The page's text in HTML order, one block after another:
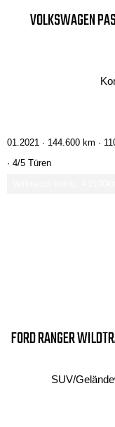
VOLKSWAGEN
01.2021 · 144.600 km ·
· 4/5 Türen
FORD RANGER
SUV/